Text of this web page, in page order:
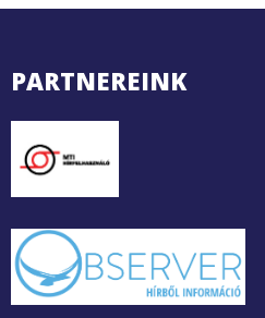
PARTNEREINK